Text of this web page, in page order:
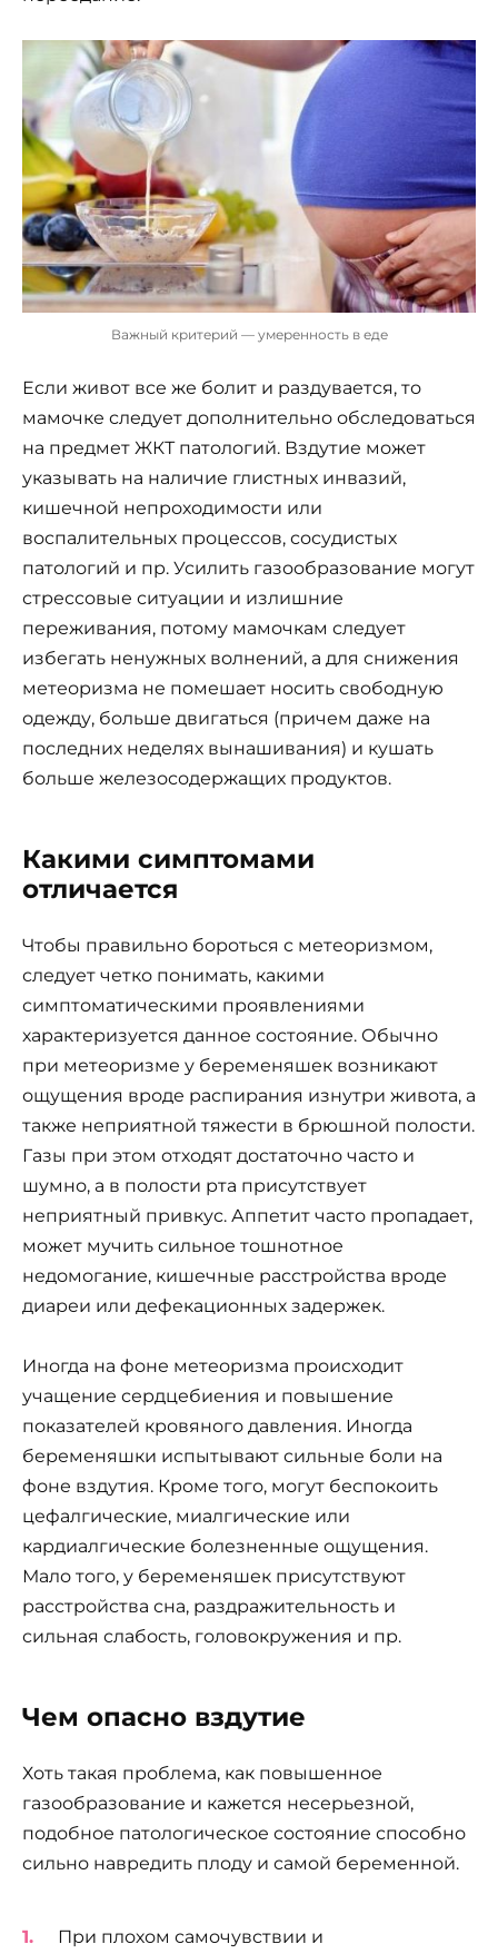
Важный критерий — умеренность в еде
Если живот все же болит и раздувается, то
мамочке следует дополнительно обследоваться
на предмет ЖКТ патологий. Вздутие может
указывать на наличие глистных инвазий,
кишечной непроходимости или
воспалительных процессов, сосудистых
патологий и пр. Усилить газообразование могут
стрессовые ситуации и излишние
переживания, потому мамочкам следует
избегать ненужных волнений, а для снижения
метеоризма не помешает носить свободную
одежду, больше двигаться (причем даже на
последних неделях вынашивания) и кушать
больше железосодержащих продуктов.
Какими симптомами
отличается
Чтобы правильно бороться с метеоризмом,
следует четко понимать, какими
симптоматическими проявлениями
характеризуется данное состояние. Обычно
при метеоризме у беременяшек возникают
ощущения вроде распирания изнутри живота, а
также неприятной тяжести в брюшной полости.
Газы при этом отходят достаточно часто и
шумно, а в полости рта присутствует
неприятный привкус. Аппетит часто пропадает,
может мучить сильное тошнотное
недомогание, кишечные расстройства вроде
диареи или дефекационных задержек.
Иногда на фоне метеоризма происходит
учащение сердцебиения и повышение
показателей кровяного давления. Иногда
беременяшки испытывают сильные боли на
фоне вздутия. Кроме того, могут беспокоить
цефалгические, миалгические или
кардиалгические болезненные ощущения.
Мало того, у беременяшек присутствуют
расстройства сна, раздражительность и
сильная слабость, головокружения и пр.
Чем опасно вздутие
Хоть такая проблема, как повышенное
газообразование и кажется несерьезной,
подобное патологическое состояние способно
сильно навредить плоду и самой беременной.
При плохом самочувствии и